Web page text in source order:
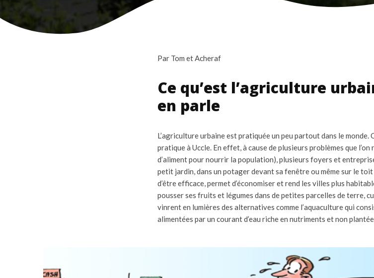
Par Tom et Acheraf
Ce qu’est l’agriculture
en parle
L’agriculture urbaine est pratiquée un peu partout dans le monde.
pratique à Uccle. En effet, à cause de plusieurs problèmes que
d’aliment pour nourrir la population), plusieurs foyers et
petit jardin, dans un potager devant sa fenêtre ou même sur le
d’être efficace, permet d’économiser et rend les villes plus
pousser ses fruits et légumes dans de petites parcelles de terre,
vinrent en lumières des alternatives comme l’aquaculture qui
alimentées par un courant d’eau riche en nutriments et non